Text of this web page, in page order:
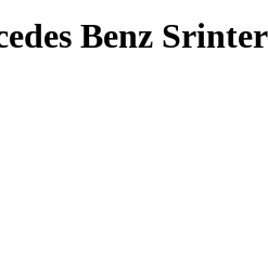
Benz Srinter